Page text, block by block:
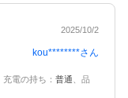
2025/10/2
kou********さん
充電の持ち ： 普通
品